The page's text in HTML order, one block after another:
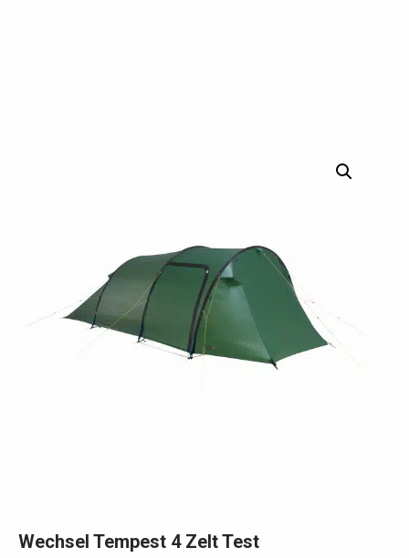
Wechsel Tempest 4 Zelt Test